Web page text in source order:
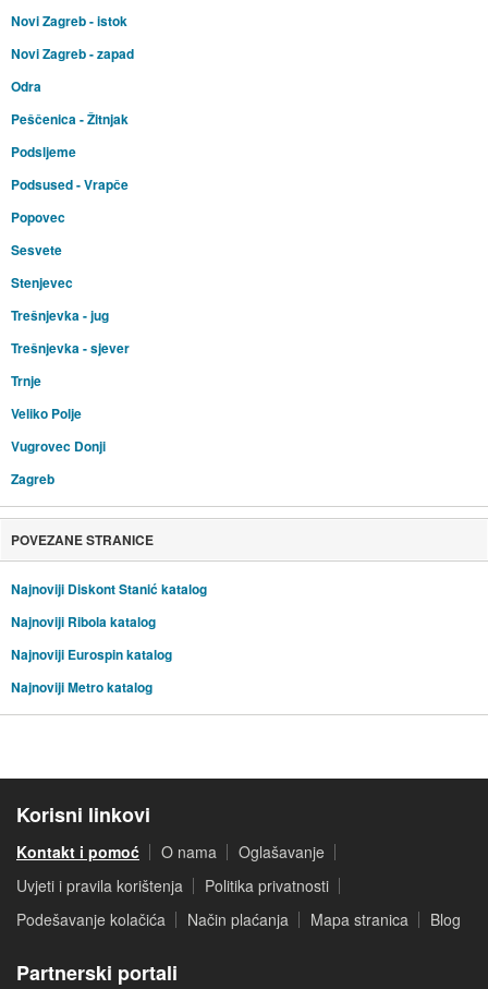
Novi Zagreb - istok
Novi Zagreb - zapad
Odra
Peščenica - Žitnjak
Podsljeme
Podsused - Vrapče
Popovec
Sesvete
Stenjevec
Trešnjevka - jug
Trešnjevka - sjever
Trnje
Veliko Polje
Vugrovec Donji
Zagreb
POVEZANE STRANICE
Najnoviji Diskont Stanić katalog
Najnoviji Ribola katalog
Najnoviji Eurospin katalog
Najnoviji Metro katalog
Korisni linkovi
Kontakt i pomoć O nama
Oglašavanje
Uvjeti i pravila korištenja
Politika privatnosti
Podešavanje kolačića
Način plaćanja Mapa stranica Blog
Partnerski portali